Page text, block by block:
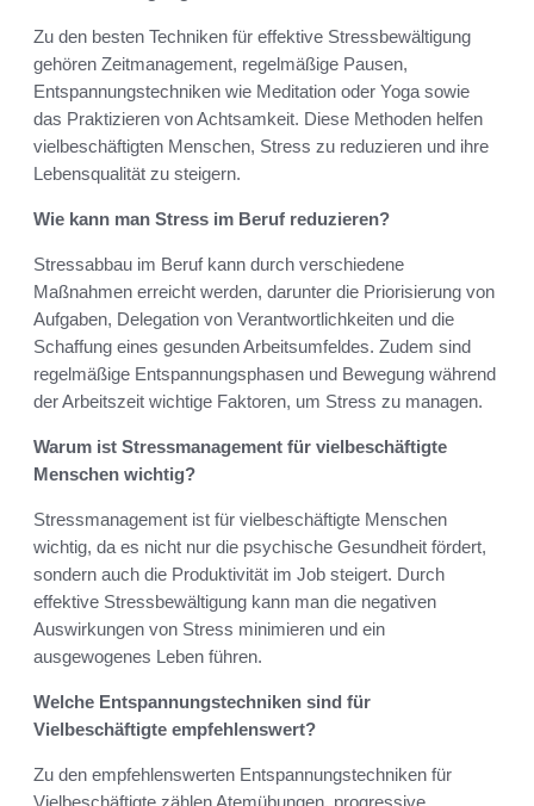
Zu den besten Techniken für effektive Stressbewältigung
gehören Zeitmanagement, regelmäßige Pausen,
Entspannungstechniken wie Meditation oder Yoga sowie
das Praktizieren von Achtsamkeit. Diese Methoden helfen
vielbeschäftigten Menschen, Stress zu reduzieren und ihre
Lebensqualität zu steigern.
Wie kann man Stress im Beruf reduzieren?
Stressabbau im Beruf kann durch verschiedene
Maßnahmen erreicht werden, darunter die Priorisierung von
Aufgaben, Delegation von Verantwortlichkeiten und die
Schaffung eines gesunden Arbeitsumfeldes. Zudem sind
regelmäßige Entspannungsphasen und Bewegung während
der Arbeitszeit wichtige Faktoren, um Stress zu managen.
Warum ist Stressmanagement für vielbeschäftigte
Menschen wichtig?
Stressmanagement ist für vielbeschäftigte Menschen
wichtig, da es nicht nur die psychische Gesundheit fördert,
sondern auch die Produktivität im Job steigert. Durch
effektive Stressbewältigung kann man die negativen
Auswirkungen von Stress minimieren und ein
ausgewogenes Leben führen.
Welche Entspannungstechniken sind für
Vielbeschäftigte empfehlenswert?
Zu den empfehlenswerten Entspannungstechniken für
Vielbeschäftigte zählen Atemübungen, progressive